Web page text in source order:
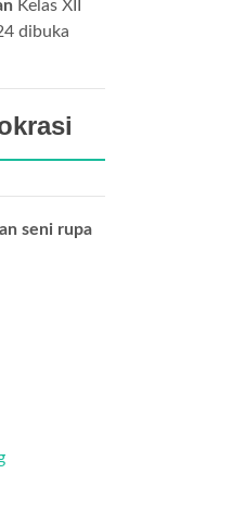
Kelas XII
dibuka
seni rupa